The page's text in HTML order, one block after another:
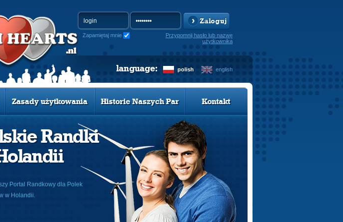
Zaloguj
Zapamiętaj mnie
Przypomnij hasło lub nazwę
użytkownika
polish english
language:
Zasady użytkowania Historie Naszych Par Kontakt
Randki
Portal Randkowy dla Polek
w Holandii.